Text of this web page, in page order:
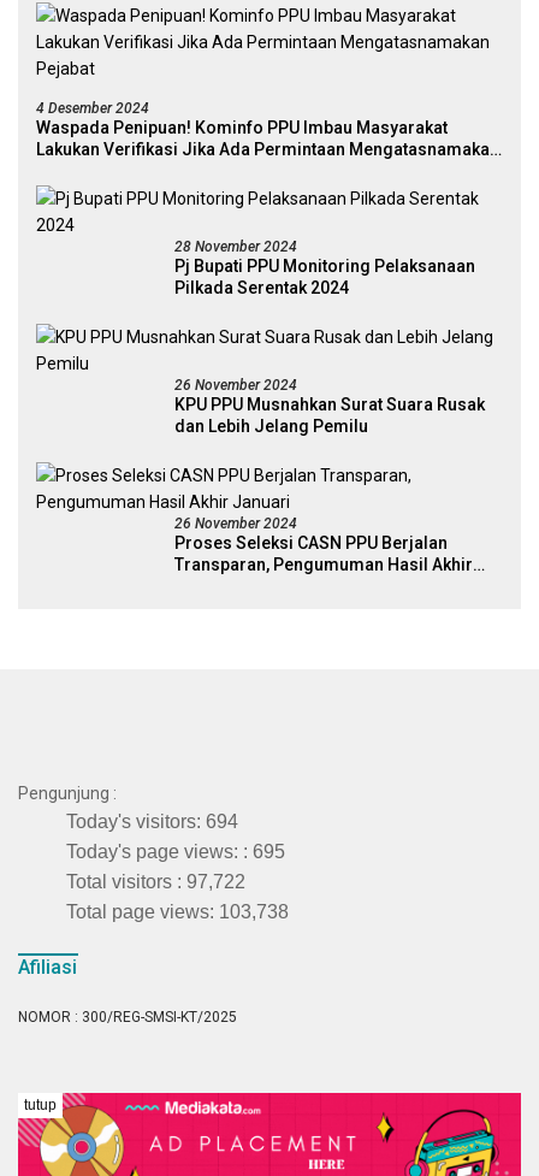
4 Desember 2024
Waspada Penipuan! Kominfo PPU Imbau Masyarakat
Lakukan Verifikasi Jika Ada Permintaan Mengatasnamakan
28 November 2024
Pj Bupati PPU Monitoring Pelaksanaan
Pilkada Serentak 2024
26 November 2024
KPU PPU Musnahkan Surat Suara Rusak
dan Lebih Jelang Pemilu
26 November 2024
Proses Seleksi CASN PPU Berjalan
Transparan, Pengumuman Hasil Akhir
Pengunjung :
Today's visitors: 694
Today's page views: : 695
Total visitors : 97,722
Total page views: 103,738
Afiliasi
NOMOR : 300/REG-SMSI-KT/2025
tutup